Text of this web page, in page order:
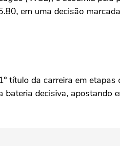
em uma decisão
título da carreira em etapas
decisiva, apostando